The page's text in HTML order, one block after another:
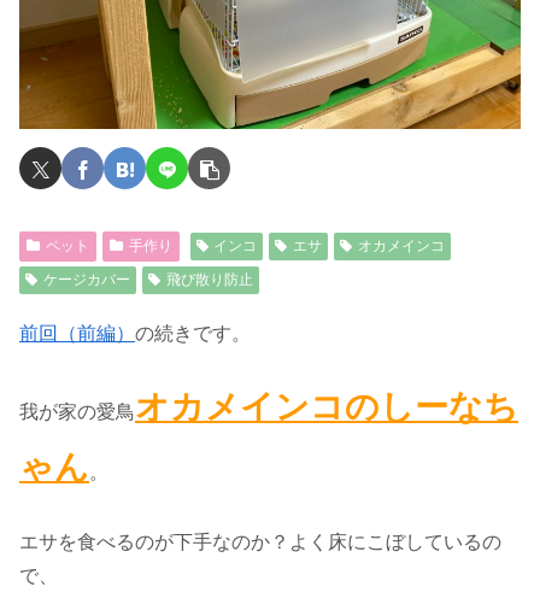
ペット 手作り インコ エサ
オカメインコ
ケージカバー
飛び散り防止
前回（前編） の続きです。
我が家の愛鳥オカメインコのしーなち
ゃん 。
エサを食べるのが下手なのか？よく床にこぼしているの
で、